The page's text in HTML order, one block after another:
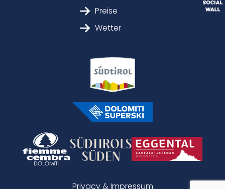
Preise
Wetter
Privacy & Impressum